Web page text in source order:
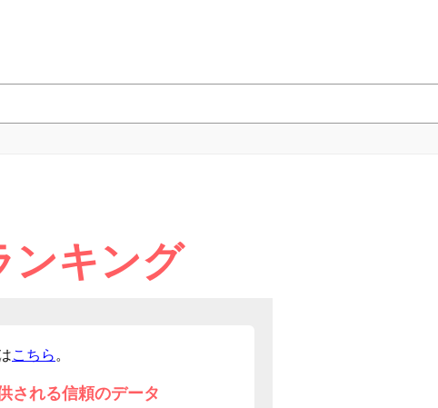
ンキング
こちら 。
される信頼のデータ